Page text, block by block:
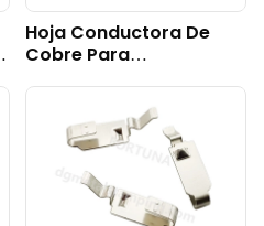
Hoja Conductora De
Cobre Para